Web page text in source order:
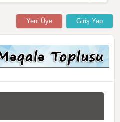
Giriş Yap
Yeni Üye